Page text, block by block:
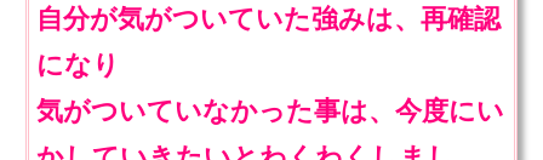
自分が気がついていた強みは、再確認
になり
気がついていなかった事は、今度にい